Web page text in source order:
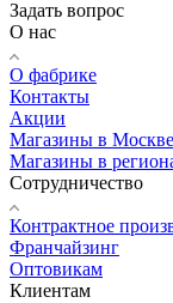
Задать вопрос
О нас
О фабрике
Контакты
Акции
Магазины в Москве
Магазины в
Сотрудничество
Контрактное
Франчайзинг
Оптовикам
Клиентам